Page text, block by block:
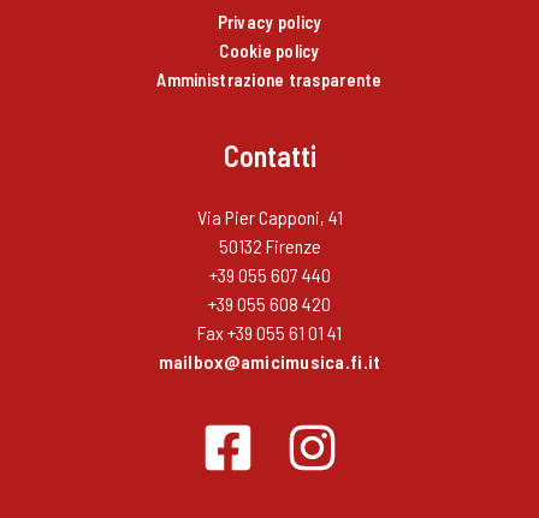
Privacy policy
Cookie policy
Amministrazione trasparente
Contatti
Via Pier Capponi, 41
50132 Firenze
+39 055 607 440
+39 055 608 420
Fax +39 055 61 01 41
mailbox@amicimusica.fi.it